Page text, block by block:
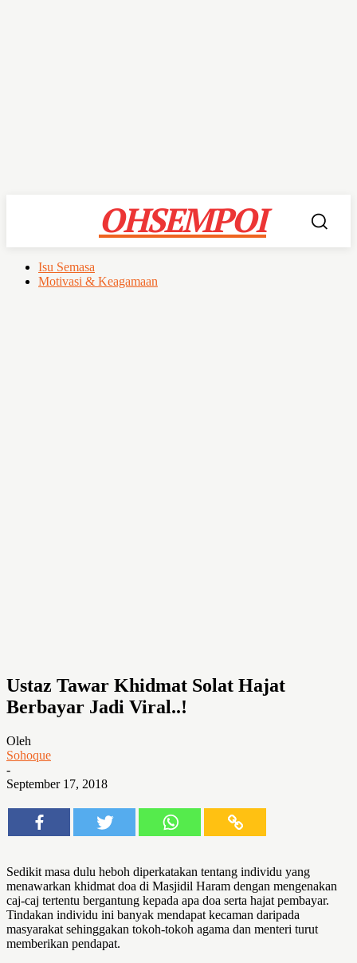
OHSEMPOI
Isu Semasa
Motivasi & Keagamaan
Ustaz Tawar Khidmat Solat Hajat
Berbayar Jadi Viral..!
Oleh
Sohoque
-
September 17, 2018
Sedikit masa dulu heboh diperkatakan tentang individu yang
menawarkan khidmat doa di Masjidil Haram dengan mengenakan
caj-caj tertentu bergantung kepada apa doa serta hajat pembayar.
Tindakan individu ini banyak mendapat kecaman daripada
masyarakat sehinggakan tokoh-tokoh agama dan menteri turut
memberikan pendapat.